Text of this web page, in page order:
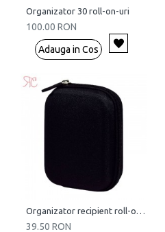
Organizator 30 roll-on-uri
100.00 RON
Adauga in Cos
Organizator recipient roll-on (5 ml si 10 ml)
39.50 RON